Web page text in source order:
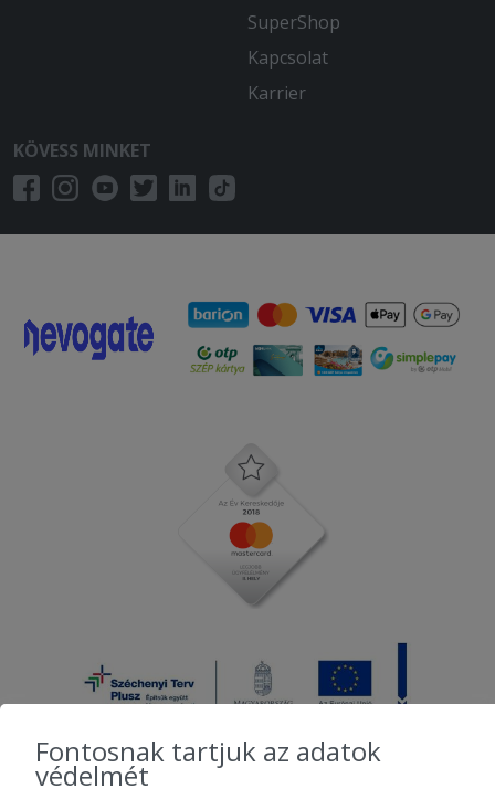
SuperShop
Kapcsolat
Karrier
KÖVESS MINKET
Fontosnak tartjuk az adatok
védelmét